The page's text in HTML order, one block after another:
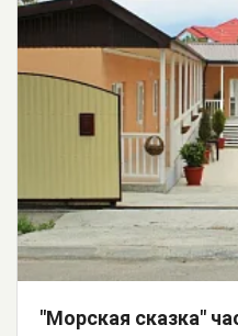
"Морская сказка"